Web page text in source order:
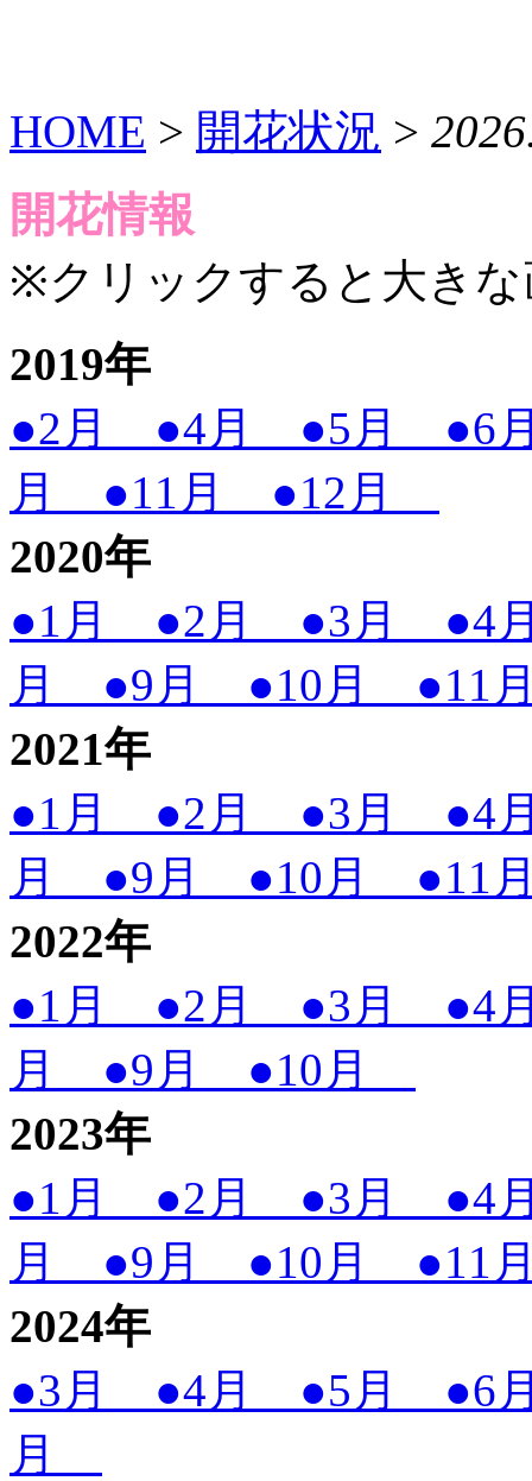
HOME > 開花状況 >
開花情報
※クリックすると大き
2019年
●2月 ●4月 ●5月
月 ●11月 ●12月
2020年
●1月 ●2月 ●3月
月 ●9月 ●10月
2021年
●1月 ●2月 ●3月
月 ●9月 ●10月
2022年
●1月 ●2月 ●3月
月 ●9月 ●10月
2023年
●1月 ●2月 ●3月
月 ●9月 ●10月
2024年
●3月 ●4月 ●5月
月